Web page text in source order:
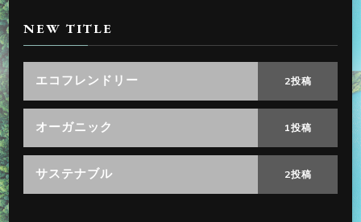
NEW TITLE
エコフレンドリー 2投稿
オーガニック 1投稿
サステナブル 2投稿